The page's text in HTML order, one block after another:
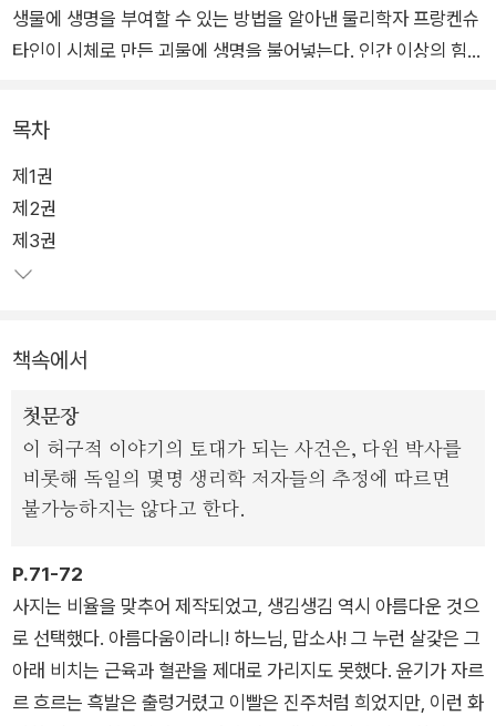
생물에 생명을 부여할 수 있는 방법을 알아낸 물리학자 프랑켄슈
타인이 시체로 만든 괴물에 생명을 불어넣는다. 인간 이상의 힘을
복수를 꾀한다.
과학기술이 야기하는 사회, 윤리적 문제를 다룬 최초의 소설 <프
랑켄슈타인>은 아이작 아시모프의 <아이, 로봇>, 카렐 차페크
의 <R. U. R.> 등의 과학소설은 물론, [블레이드 러너] [터미네
이터] 등 널리 알려진 과학영화에 지대한 영향을 미쳤다. 나사못
계에서 가장 유명한 공포소설 중 하나로 만들었다.
생명의 원리에 대한 호기심으로 무생물에 생명을 불어넣는 실험
을 시작한 빅토르 프랑켄슈타인은 사람의 시체로 새로운 존재를
탄생시킨다. 그러나 성공의 흥분이 가라앉기도 전에 프랑켄슈타
리고, 버려진 괴물은 무방비 상태로 세상에 나타난다.
흉물스러운 모습 때문에 인간들의 혐오와 분노, 폭력에 맞닥뜨리
며 근근이 생명을 이어가던 괴물은 어느 허름한 집의 축사에 숨어
살며 단란한 가족의 모습을 관찰하고, 또 언어를 익혀 사유를 하
목차
제1권
제2권
제3권
책속에서
첫문장
이 허구적 이야기의 토대가 되는 사건은, 다윈 박사를
비롯해 독일의 몇명 생리학 저자들의 추정에 따르면
불가능하지는 않다고 한다.
P.71-72
사지는 비율을 맞추어 제작되었고, 생김생김 역시 아름다운 것으
로 선택했다. 아름다움이라니! 하느님, 맙소사! 그 누런 살갗은 그
아래 비치는 근육과 혈관을 제대로 가리지도 못했다. 윤기가 자르
르 흐르는 흑발은 출렁거렸고 이빨은 진주처럼 희었지만, 이런 화